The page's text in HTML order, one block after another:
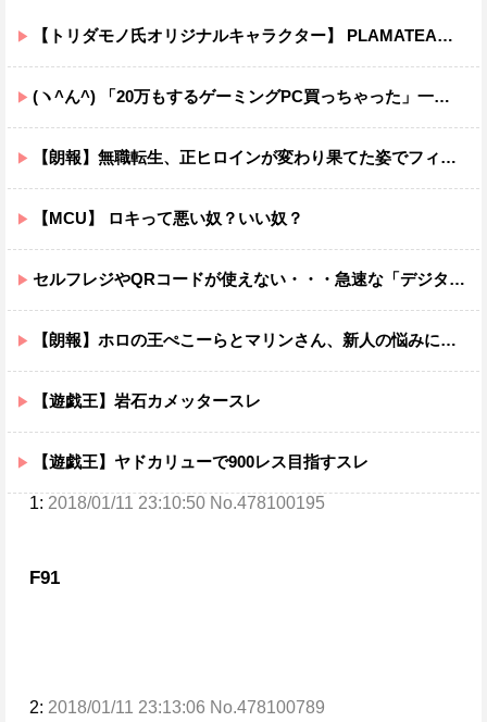
【トリダモノ氏オリジナルキャラクター】 PLAMATEA「MXちゃん」プラモデル【明日予約開始】
(ヽ^ん^) 「20万もするゲーミングPC買っちゃった」一週間後「お届け物でーす」（ヽ´ん`）「そう…」
【朗報】無職転生、正ヒロインが変わり果てた姿でフィギュア化wwwwwwwwwwww
【MCU】 ロキって悪い奴？いい奴？
セルフレジやQRコードが使えない・・・急速な「デジタル化」に取り残される60代母、結婚をためらう娘の苦悩
【朗報】ホロの王ぺこーらとマリンさん、新人の悩みに火の玉ストレートwwwwwwwwwww
【遊戯王】岩石カメッタースレ
【遊戯王】ヤドカリューで900レス目指すスレ
1: 2018/01/11 23:10:50 No.478100195
F91
2: 2018/01/11 23:13:06 No.478100789